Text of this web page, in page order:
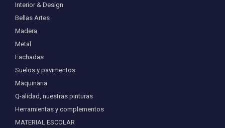
Interior & Design
Bellas Artes
Madera
Metal
Fachadas
Suelos y pavimentos
Maquinaria
Q-alidad, nuestras pinturas
Herramientas y complementos
MATERIAL ESCOLAR